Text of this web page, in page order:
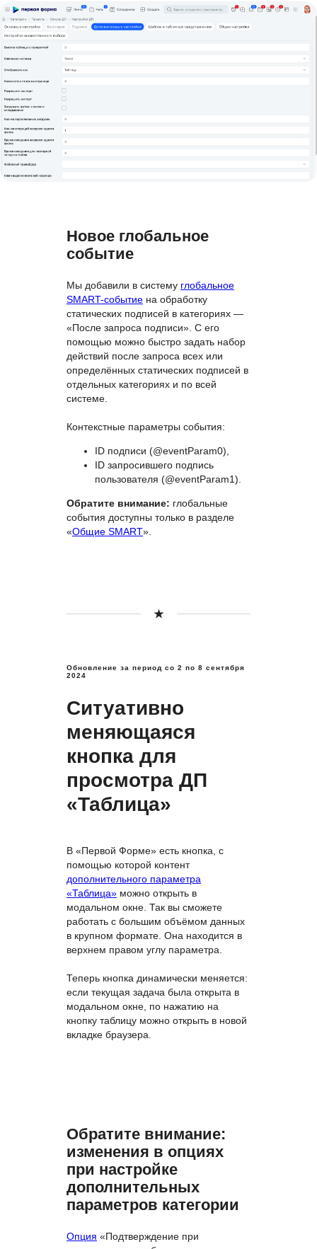
Новое глобальное
событие
Мы добавили в систему глобальное
SMART-событие на обработку
статических подписей в категориях —
«После запроса подписи». С его
помощью можно быстро задать набор
действий после запроса всех или
определённых статических подписей в
отдельных категориях и по всей
системе.
Контекстные параметры события:
ID подписи (@eventParam0),
ID запросившего подпись
пользователя (@eventParam1).
Обратите внимание: глобальные
события доступны только в разделе
«Общие SMART».
Обновление за период со 2 по 8 сентября
2024
Ситуативно
меняющаяся
кнопка для
просмотра ДП
«Таблица»
В «Первой Форме» есть кнопка, с
помощью которой контент
дополнительного параметра
«Таблица» можно открыть в
модальном окне. Так вы сможете
работать с большим объёмом данных
в крупном формате. Она находится в
верхнем правом углу параметра.
Теперь кнопка динамически меняется:
если текущая задача была открыта в
модальном окне, по нажатию на
кнопку таблицу можно открыть в новой
вкладке браузера.
Обратите внимание:
изменения в опциях
при настройке
дополнительных
параметров категории
Опция «Подтверждение при